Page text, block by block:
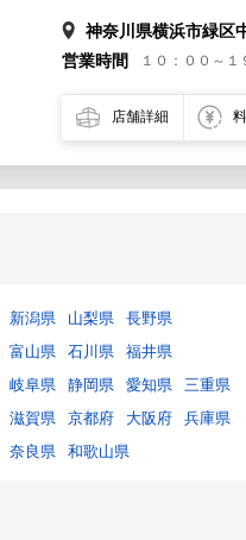
神奈川県横浜市緑区
営業時間
１０：００～１
店舗詳細
新潟県 山梨県
長野県
富山県 石川県
福井県
岐阜県 静岡県 愛知県
三重県
滋賀県 京都府 大阪府
兵庫県
奈良県
和歌山県